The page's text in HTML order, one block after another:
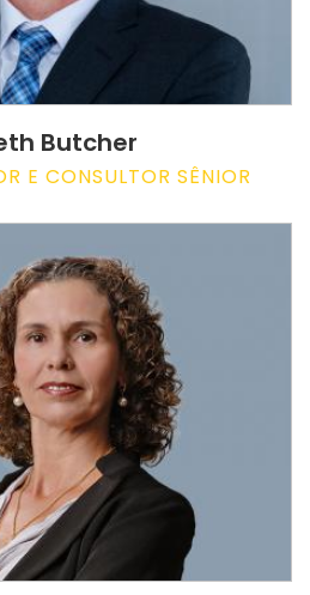
Butcher
E CONSULTOR SÊNIOR